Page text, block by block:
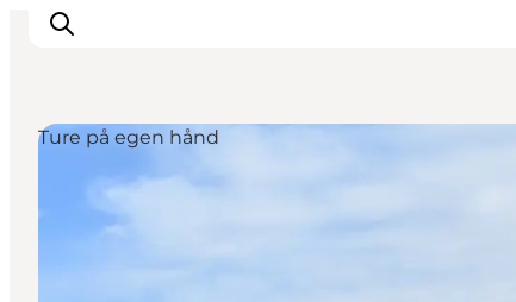
I naturen
Ture på egen hånd